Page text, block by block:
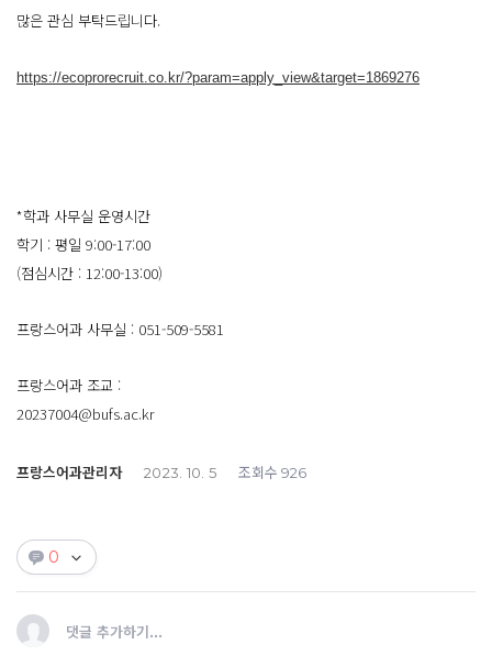
많은 관심 부탁드립니다.
https://ecoprorecruit.co.kr/?param=apply_view&target=1869276
*학과 사무실 운영시간
학기 : 평일 9:00-17:00
(점심시간 : 12:00-13:00)
프랑스어과 사무실 : 051-509-5581
프랑스어과 조교 :
20237004@bufs.ac.kr
프랑스어과관리자 2023. 10. 5 조회수 926
0
댓글 추가하기...